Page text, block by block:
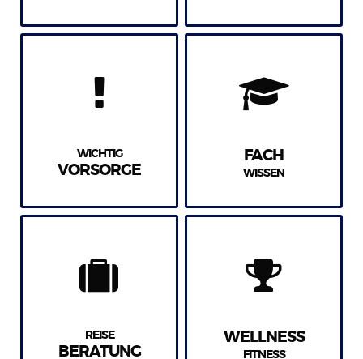
WICHTIG
VORSORGE
FACH
WISSEN
REISE
BERATUNG
WELLNESS
FITNESS